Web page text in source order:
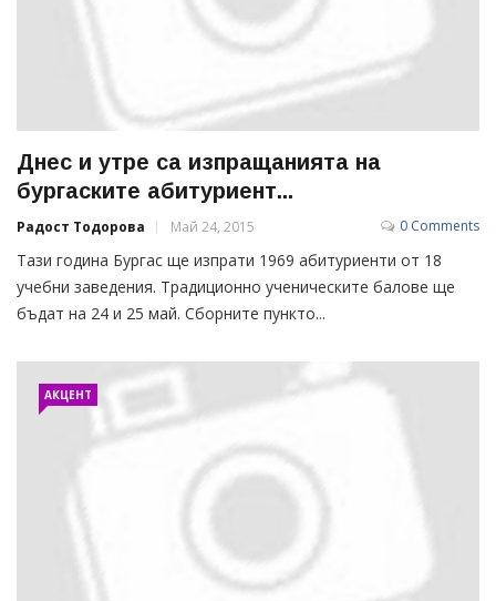
Днес и утре са изпращанията на
бургаските абитуриент...
Радост Тодорова Май 24, 2015 0 Comments
Тази година Бургас ще изпрати 1969 абитуриенти от 18
учебни заведения. Традиционно ученическите балове ще
бъдат на 24 и 25 май. Сборните пункто...
АКЦЕНТ